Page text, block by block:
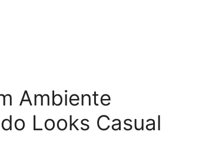
Ambiente
Looks Casual